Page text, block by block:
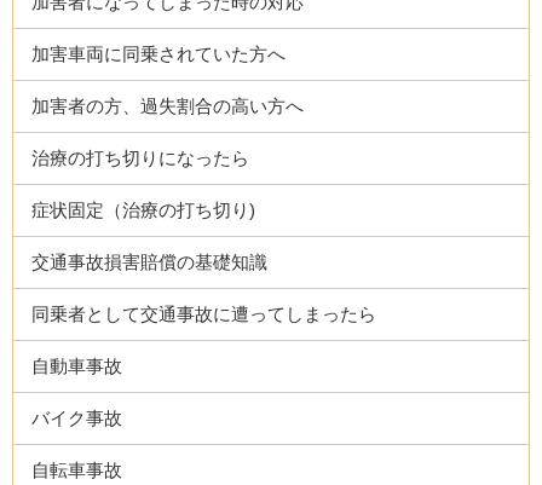
加害車両に同乗されていた方へ
加害者の方、過失割合の高い方へ
治療の打ち切りになったら
症状固定（治療の打ち切り)
交通事故損害賠償の基礎知識
同乗者として交通事故に遭ってしまったら
自動車事故
バイク事故
自転車事故